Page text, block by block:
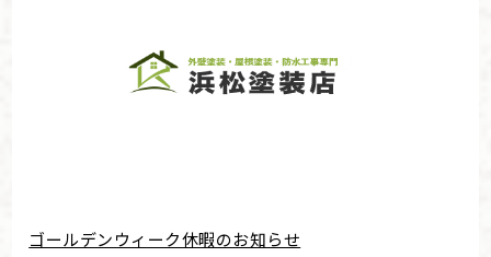
ゴールデンウィーク休暇のお知らせ